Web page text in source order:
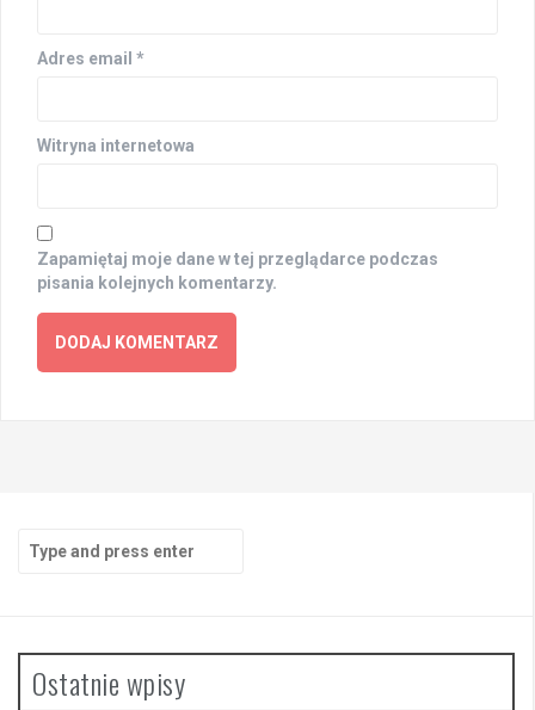
Adres email *
Witryna internetowa
Zapamiętaj moje dane w tej przeglądarce podczas
pisania kolejnych komentarzy.
for:
Ostatnie wpisy